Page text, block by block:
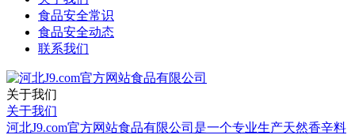
食品安全常识
食品安全动态
联系我们
关于我们
关于我们
河北J9.com官方网站食品有限公司是一个专业生产天然香辛料